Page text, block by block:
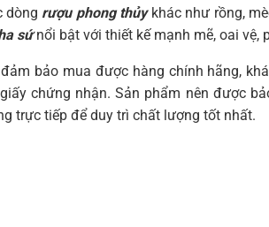
dòng rượu phong thủykhác như rồng,
sứnổi bật với thiết kế mạnh mẽ, oai vệ,
bảo mua được hàng chính hãng,
chứng nhận. Sản phẩm nên được
trực tiếp để duy trì chất lượng tốt nhất.